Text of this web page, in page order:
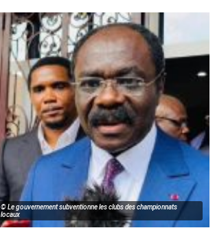
© Le gouvernement subventionne les clubs des championnats
locaux